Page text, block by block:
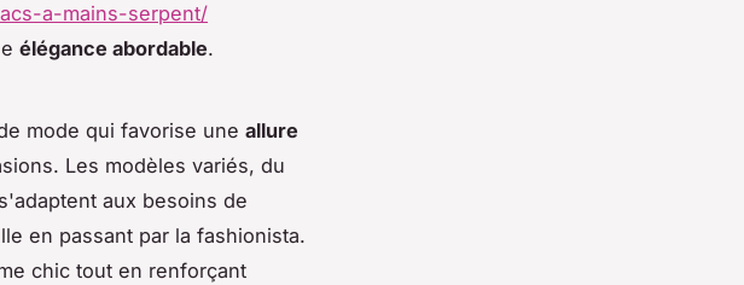
a-mains-serpent/
élégance abordable.
mode qui favorise une allure
Les modèles variés, du
aux besoins de
en passant par la fashionista.
chic tout en renforçant